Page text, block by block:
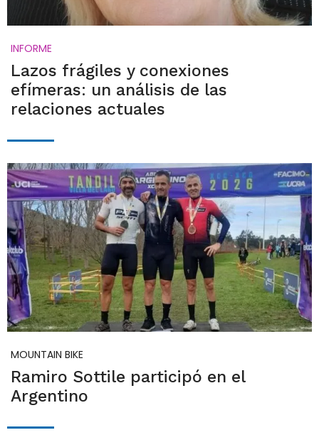
INFORME
Lazos frágiles y conexiones
efímeras: un análisis de las
relaciones actuales
MOUNTAIN BIKE
Ramiro Sottile participó en el
Argentino